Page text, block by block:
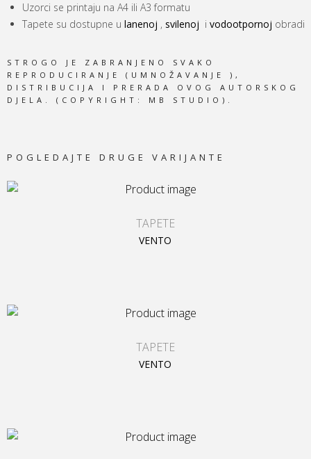
Uzorci se printaju na A4 ili A3 formatu
Tapete su dostupne u lanenoj , svilenoj i vodootpornoj obradi
STROGO JE ZABRANJENO SVAKO
REPRODUCIRANJE (UMNOŽAVANJE ),
DISTRIBUCIJA I PRERADA OVOG AUTORSKOG
DJELA. (COPYRIGHT: MB STUDIO).
POGLEDAJTE DRUGE VARIJANTE
TAPETE
VENTO
TAPETE
VENTO